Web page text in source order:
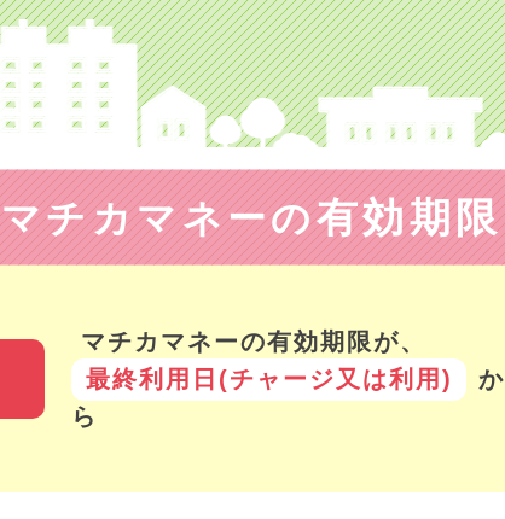
マチカマネーの有効期限
マチカマネーの有効期限が、
最終利用日(チャージ又は利用)
か
ら